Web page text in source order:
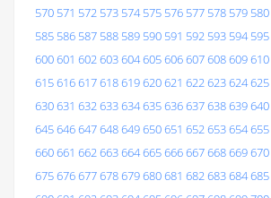
570 571 572 573 574 575 576 577 578 579 580
585 586 587 588 589 590 591 592 593 594 595
600601 602603604605606607608609610
615616617618619620621 622623624625
630631 632633634635636637638639640
645646647648649650651 652653654655
660661 662663664665666667668669670
675676677678679680681 682683684685